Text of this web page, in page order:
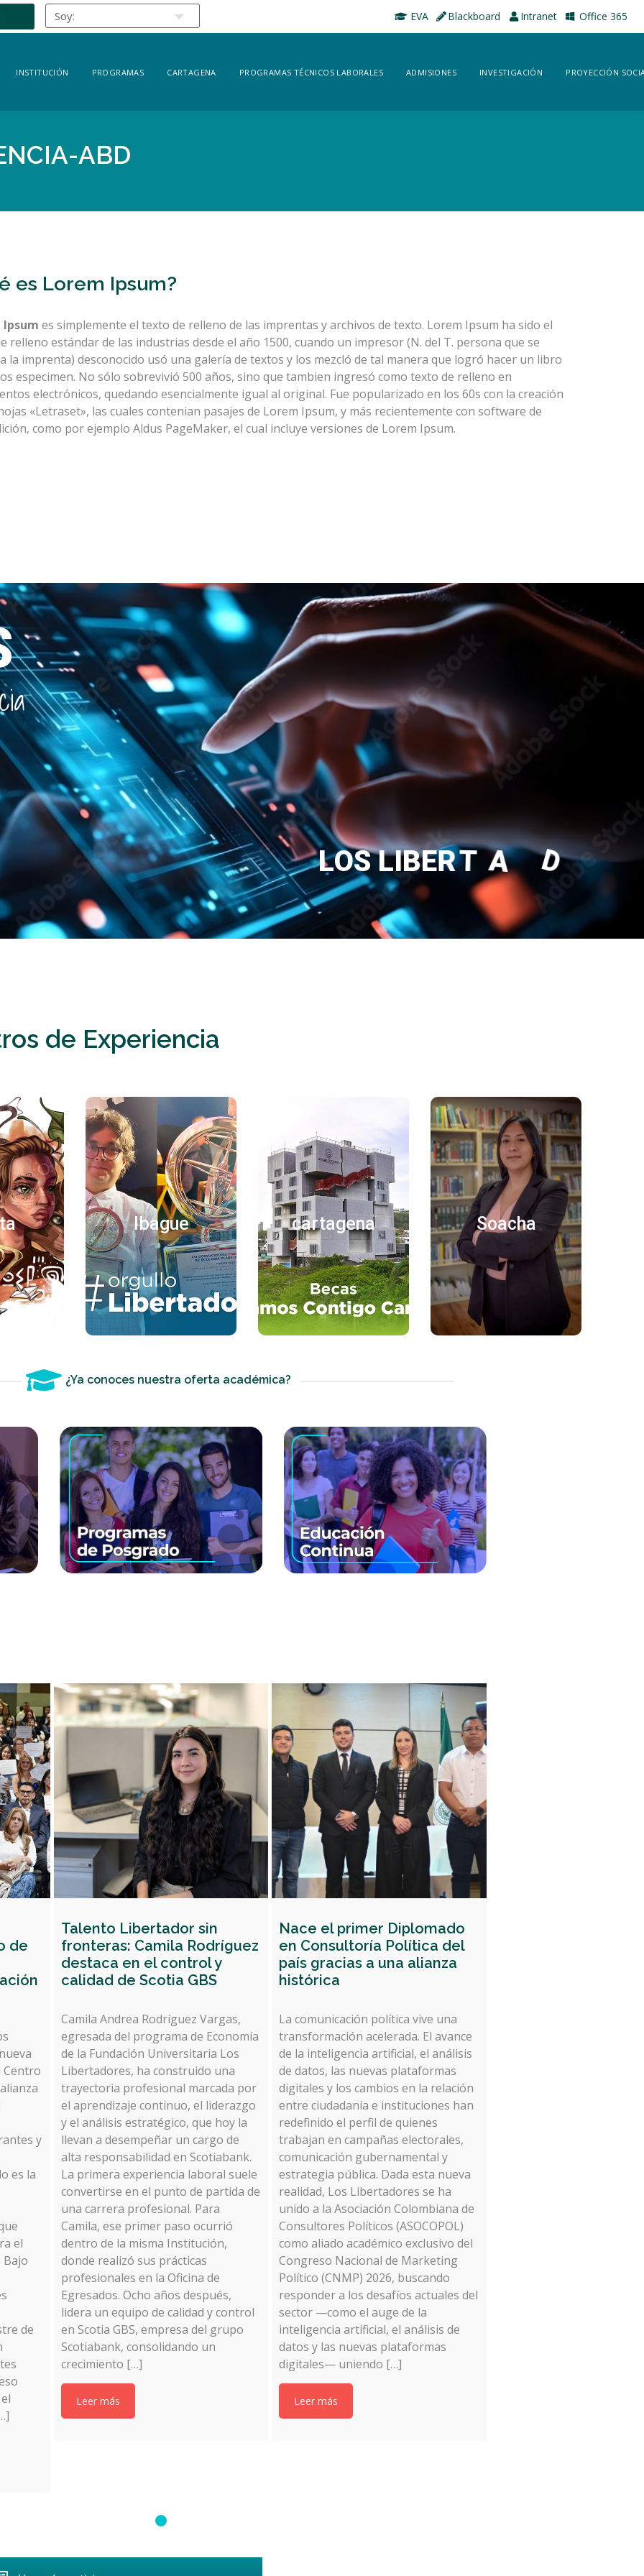
EVA Blackboard Intranet Office 365
INSTITUCIÓN PROGRAMAS CARTAGENA PROGRAMAS TÉCNICOS LABORALES ADMISIONES INVESTIGACIÓN PROYECCIÓN
ABD
es Lorem Ipsum?
Ipsum es simplemente el texto de relleno de las imprentas y archivos de texto. Lorem Ipsum ha sido el
relleno estándar de las industrias desde el año 1500, cuando un impresor (N. del T. persona que se
la imprenta) desconocido usó una galería de textos y los mezcló de tal manera que logró hacer un libro
especimen. No sólo sobrevivió 500 años, sino que tambien ingresó como texto de relleno en
electrónicos, quedando esencialmente igual al original. Fue popularizado en los 60s con la creación
«Letraset», las cuales contenian pasajes de Lorem Ipsum, y más recientemente con software de
como por ejemplo Aldus PageMaker, el cual incluye versiones de Lorem Ipsum.
ia
LOS LIBERTADORES
de Experiencia
qui
quia
Ibague
Titulo
«Neque porro
quisquam est qui
dolorem ipsum quia
dolor sit amet,
consectetur, adipisci
velit…»
ver más
cartagena
Titulo
«Neque porro
quisquam est qui
dolorem ipsum quia
dolor sit amet,
consectetur, adipisci
velit…»
ver más
Soacha
Titulo
«Neque porro
quisquam est qui
dolorem ipsum quia
dolor sit amet,
consectetur, adipisci
velit…»
¿Ya conoces nuestra oferta académica?
de
Centro
y
es la
el
de
Talento Libertador sin
fronteras: Camila Rodríguez
destaca en el control y
calidad de Scotia GBS
Camila Andrea Rodríguez Vargas,
egresada del programa de Economía
de la Fundación Universitaria Los
Libertadores, ha construido una
trayectoria profesional marcada por
el aprendizaje continuo, el liderazgo
y el análisis estratégico, que hoy la
llevan a desempeñar un cargo de
alta responsabilidad en Scotiabank.
La primera experiencia laboral suele
convertirse en el punto de partida de
una carrera profesional. Para
Camila, ese primer paso ocurrió
dentro de la misma Institución,
donde realizó sus prácticas
profesionales en la Oficina de
Egresados. Ocho años después,
lidera un equipo de calidad y control
en Scotia GBS, empresa del grupo
Scotiabank, consolidando un
crecimiento […]
Leer más
Nace el primer Diplomado
en Consultoría Política del
país gracias a una alianza
histórica
La comunicación política vive una
transformación acelerada. El avance
de la inteligencia artificial, el análisis
de datos, las nuevas plataformas
digitales y los cambios en la relación
entre ciudadanía e instituciones han
redefinido el perfil de quienes
trabajan en campañas electorales,
comunicación gubernamental y
estrategia pública. Dada esta nueva
realidad, Los Libertadores se ha
unido a la Asociación Colombiana de
Consultores Políticos (ASOCOPOL)
como aliado académico exclusivo del
Congreso Nacional de Marketing
Político (CNMP) 2026, buscando
responder a los desafíos actuales del
sector —como el auge de la
inteligencia artificial, el análisis de
datos y las nuevas plataformas
digitales— uniendo […]
Leer más